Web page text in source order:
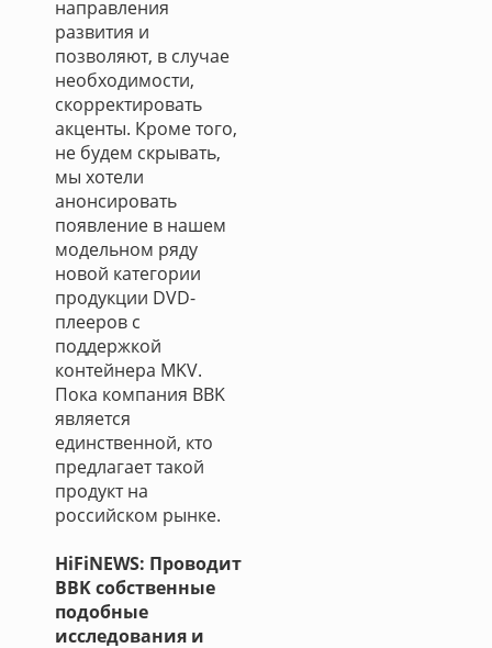
направления
развития и
позволяют, в случае
необходимости,
скорректировать
акценты. Кроме того,
не будем скрывать,
мы хотели
анонсировать
появление в нашем
модельном ряду
новой категории
продукции DVD-
плееров с
поддержкой
контейнера MKV.
Пока компания BBK
является
единственной, кто
предлагает такой
продукт на
российском рынке.
HiFiNEWS: Проводит
BBK собственные
подобные
исследования и